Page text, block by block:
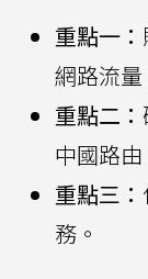
重點一：
網路流量
重點二：
中國路由
重點三：
務。